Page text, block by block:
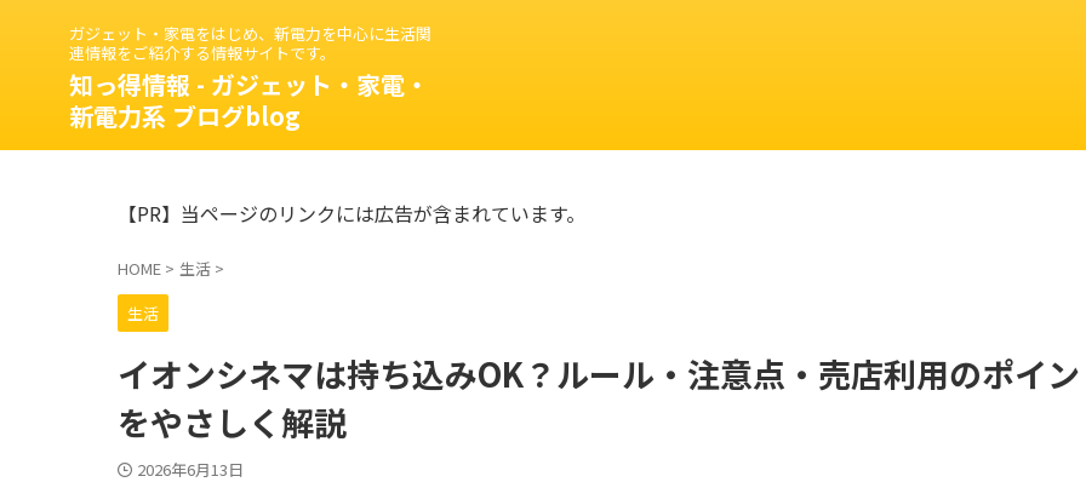
ガジェット・家電をはじめ、新電力を中心に生活関
連情報をご紹介する情報サイトです。
知っ得情報 - ガジェット・家電・
新電力系 ブログblog
【PR】当ページのリンクには広告が含まれています。
HOME > 生活 >
生活
イオンシネマは持ち込みOK？ルール・注意点・売店利用のポイ
をやさしく解説
2026年6月13日